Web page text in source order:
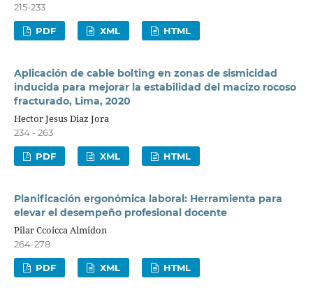
215-233
PDF XML HTML
Aplicación de cable bolting en zonas de sismicidad
inducida para mejorar la estabilidad del macizo rocoso
fracturado, Lima, 2020
Hector Jesus Diaz Jora
234 - 263
PDF XML HTML
Planificación ergonómica laboral: Herramienta para
elevar el desempeño profesional docente
Pilar Ccoicca Almidon
264-278
PDF XML HTML